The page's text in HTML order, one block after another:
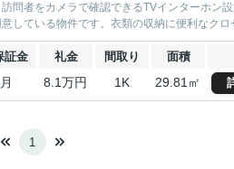
問者をカメラで確認できるTVインターホン
している物件です。衣類の収納に便利なクロ
証金 礼金 間取り 面積
8.1万円 1K 29.81㎡
1